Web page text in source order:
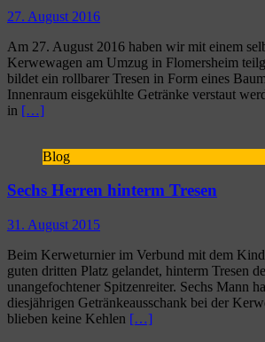
27. August 2016
Am 27. August 2016 haben wir mit einem
Kerwewagen am Umzug in Flomersheim
bildet ein rollbarer Tresen in Form eines
Innenraum eisgekühlte Getränke verstaut
in […]
Blog
Sechs Herren hinterm Tresen
31. August 2015
Beim Kerweturnier im Verbund mit dem
guten dritten Platz gelandet, hinterm Tresen
unangefochtener Spitzenreiter. Sechs Mann
diesjährigen Getränkeausschank bei der
blieben keine Kehlen […]